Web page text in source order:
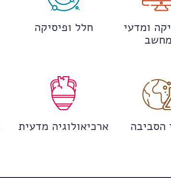
ומדעי
חלל ופיסיקה
הסביבה ארכיאולוגיה מדעית